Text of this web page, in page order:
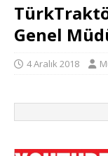
Genel
4 Aralık 2018